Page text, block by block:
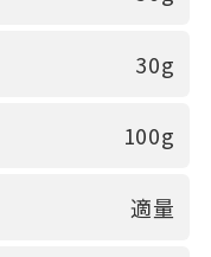
30g
100g
適量